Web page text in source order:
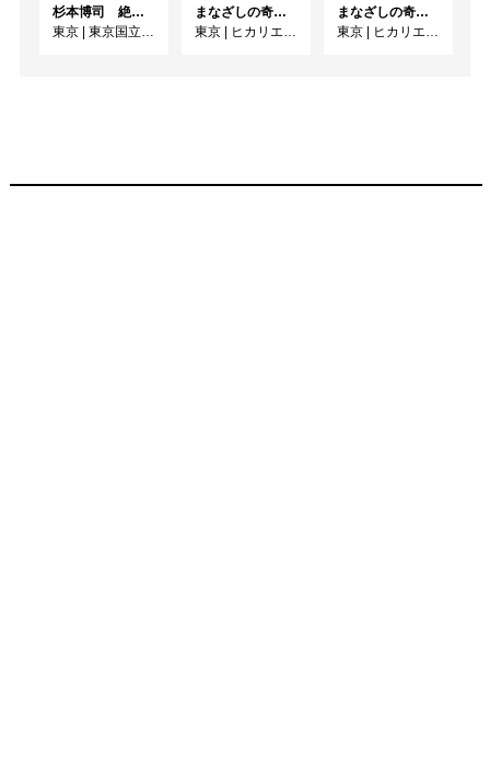
杉本博司 絶滅写真
東京
東京国立近代美術館
まなざしの奇跡 日本女性写真家の冒険
東京
ヒカリエホール
まなざしの奇跡 日本女性写真家の冒険
東京
ヒカリエホール